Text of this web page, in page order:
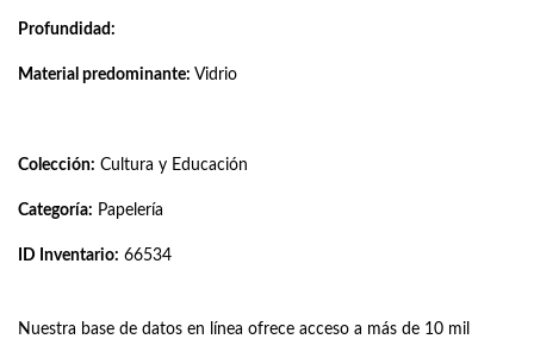
Profundidad:
Material predominante: Vidrio
Colección: Cultura y Educación
Categoría: Papelería
ID Inventario: 66534
Nuestra base de datos en línea ofrece acceso a más de 10 mil